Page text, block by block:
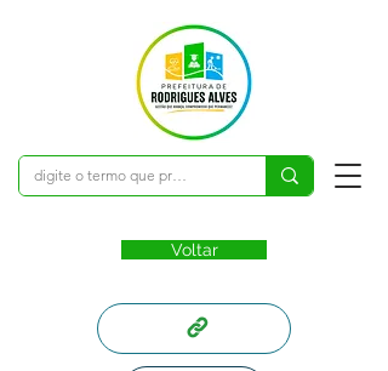
Voltar